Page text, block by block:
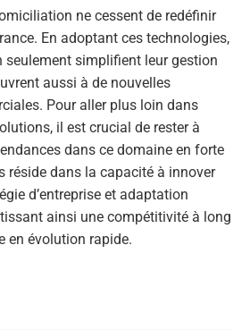
ne cessent de redéfinir
En adoptant ces technologies,
seulement simplifient leur gestion
aussi à de nouvelles
Pour aller plus loin dans
il est crucial de rester à
dans ce domaine en forte
réside dans la capacité à innover
d’entreprise et adaptation
ainsi une compétitivité à long
en évolution rapide.